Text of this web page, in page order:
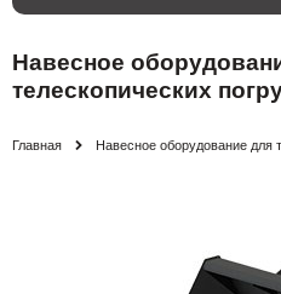
Навесное
телескопических
Главная Навесное оборудование для